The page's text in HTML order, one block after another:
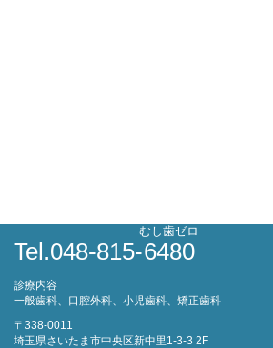
Tel.048-815-6480
むし歯ゼロ
診療内容
一般歯科、口腔外科、小児歯科、矯正歯科
〒338-0011
埼玉県さいたま市中央区新中里1-3-3 2F